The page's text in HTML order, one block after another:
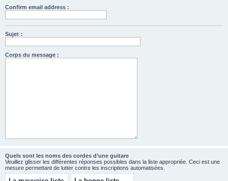
Confirm email address :
Sujet :
Corps du message :
Quels sont les noms des cordes d’une guitare
Veuillez glisser les différentes réponses possibles dans la liste appropriée. Ceci est une
mesure permettant de lutter contre les inscriptions automatisées.